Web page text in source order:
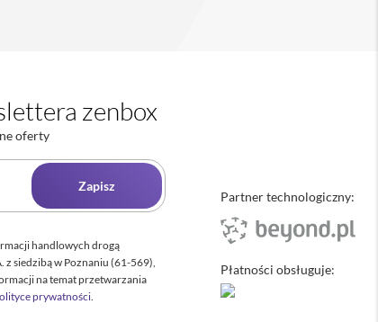
zenbox
oferty
Zapisz
handlowych drogą
z siedzibą w Poznaniu (61-569),
na temat przetwarzania
prywatności.
Partner technologiczny:
Płatności obsługuje: